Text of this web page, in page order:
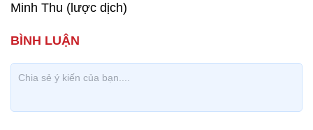
Minh Thu (lược dịch)